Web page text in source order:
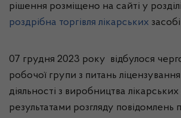
рішення розміщено на сайті у розділі
роздрібна торгівля лікарських
07 грудня 2023 року відбулося
робочої групи з питань
діяльності з виробництва лікарських
результатами розгляду повідомлень